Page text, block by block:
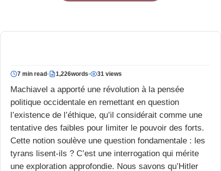
7 min read 1,226words 31 views
Machiavel a apporté une révolution à la pensée
politique occidentale en remettant en question
l’existence de l’éthique, qu’il considérait comme une
tentative des faibles pour limiter le pouvoir des forts.
Cette notion soulève une question fondamentale : les
tyrans lisent-ils ? C’est une interrogation qui mérite
une exploration approfondie. Nous savons qu’Hitler